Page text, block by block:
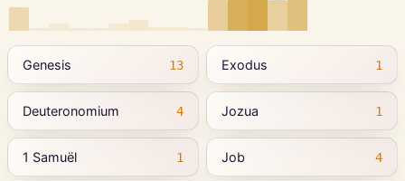
Genesis 13 Exodus 1
Deuteronomium 4 Jozua 1
1 Samuël 1 Job 4